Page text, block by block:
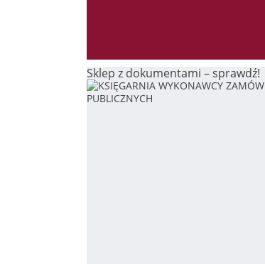
Sklep z dokumentami – sprawdź!